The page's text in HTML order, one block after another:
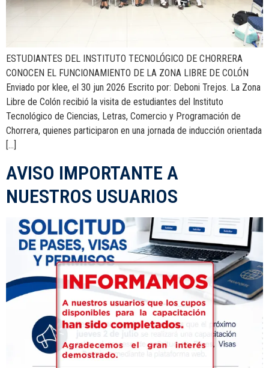
ESTUDIANTES DEL INSTITUTO TECNOLÓGICO DE CHORRERA
CONOCEN EL FUNCIONAMIENTO DE LA ZONA LIBRE DE COLÓN
Enviado por klee, el 30 jun 2026 Escrito por: Deboni Trejos. La Zona
Libre de Colón recibió la visita de estudiantes del Instituto
Tecnológico de Ciencias, Letras, Comercio y Programación de
Chorrera, quienes participaron en una jornada de inducción orientada
[…]
AVISO IMPORTANTE A
NUESTROS USUARIOS